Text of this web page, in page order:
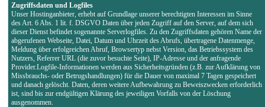
Zugriffsdaten und Logfiles
Unser Hostinganbieter, erhebt auf Grundlage unserer berechtigten Interessen im Sinne
des Art. 6 Abs. 1 lit. f. DSGVO Daten über jeden Zugriff auf den Server, auf dem sich
dieser Dienst befindet sogenannte Serverlogfiles. Zu den Zugriffsdaten gehören Name der
abgerufenen Webseite, Datei, Datum und Uhrzeit des Abrufs, übertragene Datenmenge,
Meldung über erfolgreichen Abruf, Browsertyp nebst Version, das Betriebssystem des
Nutzers, Referrer URL (die zuvor besuchte Seite), IP-Adresse und der anfragende
Provider.Logfile-Informationen werden aus Sicherheitsgründen (z.B. zur Aufklärung von
Missbrauchs- oder Betrugshandlungen) für die Dauer von maximal 7 Tagen gespeichert
und danach gelöscht. Daten, deren weitere Aufbewahrung zu Beweiszwecken erforderlich
ist, sind bis zur endgültigen Klärung des jeweiligen Vorfalls von der Löschung
ausgenommen.